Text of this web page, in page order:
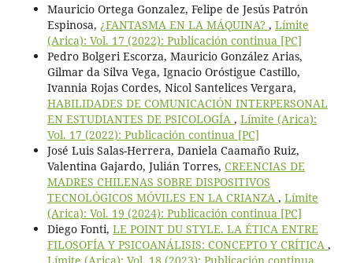
Mauricio Ortega Gonzalez, Felipe de Jesús Patrón
Espinosa, ¿FANTASMA EN LA MÁQUINA? , Límite
(Arica): Vol. 17 (2022): Publicación continua [PC]
Pedro Bolgeri Escorza, Mauricio González Arias,
Gilmar da Silva Vega, Ignacio Oróstigue Castillo,
Ivannia Rojas Cordes, Nicol Santelices Vergara,
HABILIDADES DE COMUNICACIÓN INTERPERSONAL
EN ESTUDIANTES DE PSICOLOGÍA , Límite (Arica):
Vol. 17 (2022): Publicación continua [PC]
José Luis Salas-Herrera, Daniela Caamaño Ruiz,
Valentina Gajardo, Julián Torres, CREENCIAS DE
MADRES CHILENAS SOBRE DISPOSITIVOS
TECNOLÓGICOS MÓVILES EN LA CRIANZA , Límite
(Arica): Vol. 19 (2024): Publicación continua [PC]
Diego Fonti, LE POINT DU STYLE. LA ÉTICA ENTRE
FILOSOFÍA Y PSICOANÁLISIS: CONCEPTO Y CRÍTICA ,